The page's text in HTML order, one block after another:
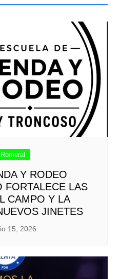
Romeral
Y RODEO
FORTALECE LAS
CAMPO Y LA
JINETES
15, 2026